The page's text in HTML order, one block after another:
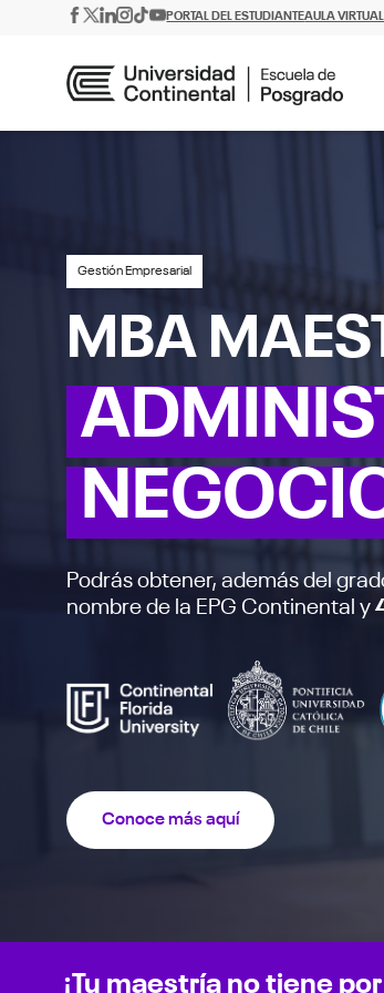
PORTAL DEL ESTUDIANTEAULA VIRTUAL
Gestión Empresarial
MBA
Podrás obtener, además del
nombre de la EPG Continental y
Conoce más aquí
¡Tu maestría no tiene